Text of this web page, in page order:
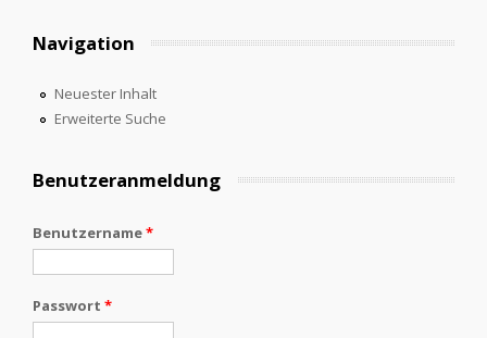
Navigation
Neuester Inhalt
Erweiterte Suche
Benutzeranmeldung
Benutzername*
Passwort *